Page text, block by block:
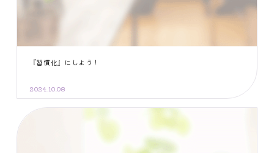
『習慣化』にしよう！
2024.10.08